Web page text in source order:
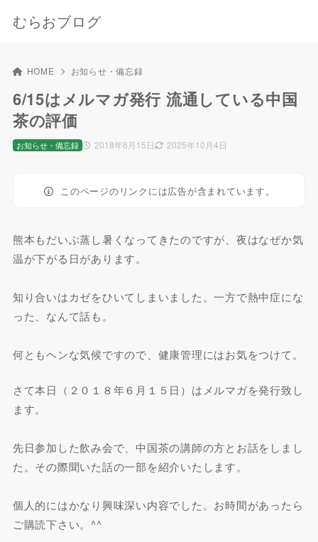
むらおブログ
HOME お知らせ・備忘録
6/15はメルマガ発行 流通している中国
茶の評価
2018年6月15日 2025年10月4日
お知らせ・備忘録
このページのリンクには広告が含まれています。
熊本もだいぶ蒸し暑くなってきたのですが、夜はなぜか気
温が下がる日があります。
知り合いはカゼをひいてしまいました。一方で熱中症にな
った、なんて話も。
何ともヘンな気候ですので、健康管理にはお気をつけて。
さて本日（２０１８年６月１５日）はメルマガを発行致し
ます。
先日参加した飲み会で、中国茶の講師の方とお話をしまし
た。その際聞いた話の一部を紹介いたします。
個人的にはかなり興味深い内容でした。お時間があったら
ご購読下さい。^^